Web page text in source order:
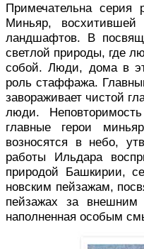
Примечательна серия
Миньяр,
ландшафтов. В
светлой природы, где
собой. Люди, дома в
роль стаффажа.
завораживает чистой
люди.
главные герои
возносятся в небо,
работы Ильдара
природой Башкирии,
новским пейзажам,
пейзажах за внешним
наполненная особым